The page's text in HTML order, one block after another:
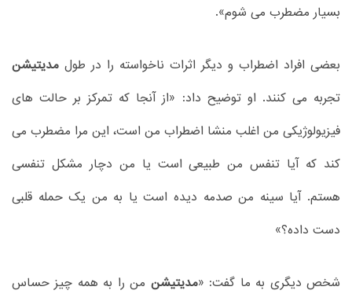
بسیار مضطرب می شوم».
بعضی افراد اضطراب و دیگر اثرات ناخواسته را در طول مدیتیشن
تجربه می کنند. او توضیح داد: «از آنجا که تمرکز بر حالت های
فیزیولوژیکی من اغلب منشا اضطراب من است، این مرا مضطرب می
کند که آیا تنفس من طبیعی است یا من دچار مشکل تنفسی
هستم. آیا سینه من صدمه دیده است یا به من یک حمله قلبی
دست داده؟»
شخص دیگری به ما گفت: «مدیتیشن من را به همه چیز حساس